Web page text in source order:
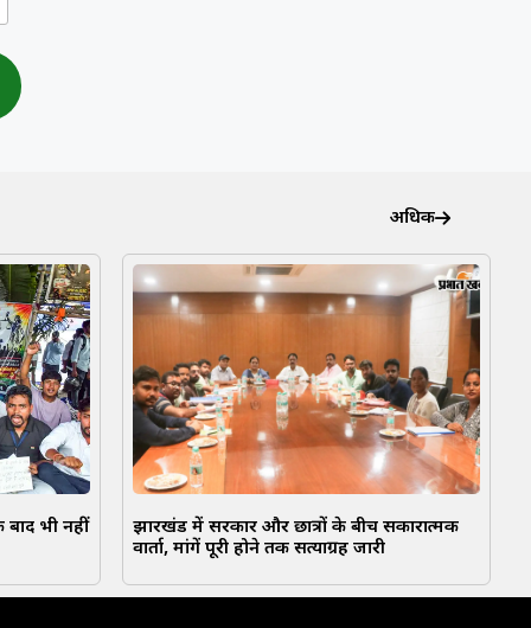
अधिक
भी नहीं
झारखंड में सरकार और छात्रों के बीच सकारात्मक
वार्ता, मांगें पूरी होने तक सत्याग्रह जारी